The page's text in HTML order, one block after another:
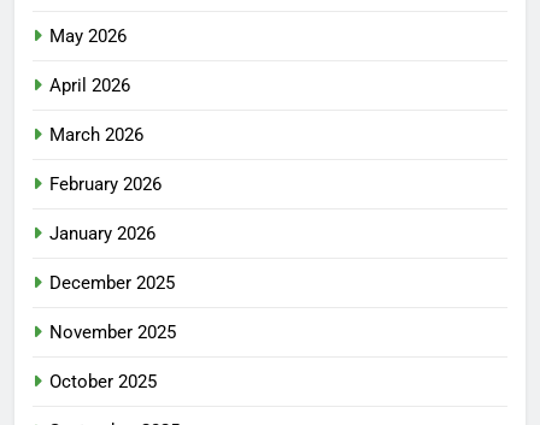
May 2026
April 2026
March 2026
February 2026
January 2026
December 2025
November 2025
October 2025